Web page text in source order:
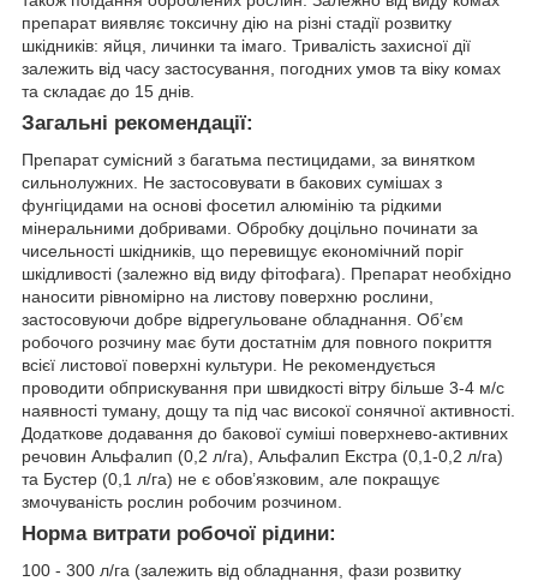
препарат виявляє токсичну дію на різні стадії розвитку
шкідників: яйця, личинки та імаго. Тривалість захисної дії
залежить від часу застосування, погодних умов та віку комах
та складає до 15 днів.
Загальні рекомендації:
Препарат сумісний з багатьма пестицидами, за винятком
сильнолужних. Не застосовувати в бакових сумішах з
фунгіцидами на основі фосетил алюмінію та рідкими
мінеральними добривами. Обробку доцільно починати за
чисельності шкідників, що перевищує економічний поріг
шкідливості (залежно від виду фітофага). Препарат необхідно
наносити рівномірно на листову поверхню рослини,
застосовуючи добре відрегульоване обладнання. Об’єм
робочого розчину має бути достатнім для повного покриття
всієї листової поверхні культури. Не рекомендується
проводити обприскування при швидкості вітру більше 3-4 м/с
наявності туману, дощу та під час високої сонячної активності.
Додаткове додавання до бакової суміші поверхнево-активних
речовин Альфалип (0,2 л/га), Альфалип Екстра (0,1-0,2 л/га)
та Бустер (0,1 л/га) не є обов’язковим, але покращує
змочуваність рослин робочим розчином.
Норма витрати робочої рідини:
100 - 300 л/га (залежить від обладнання, фази розвитку